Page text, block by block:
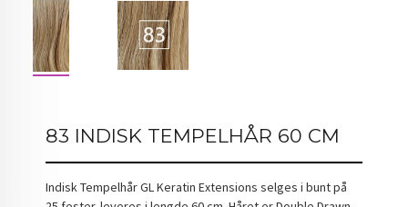
83 INDISK TEMPELHÅR 60 CM
Indisk Tempelhår GL Keratin Extensions selges i bunt på